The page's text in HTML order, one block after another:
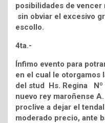
posibilidades de vencer
sin obviar el excesivo
escollo.
4ta.-
Ínfimo evento para
en el cual le otorgamos
del stud Hs. Regina
nuevo rey maroñense
proclive a dejar el
moderado precio, ante